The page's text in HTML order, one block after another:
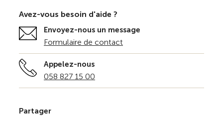
Avez-vous besoin d'aide ?
Envoyez-nous un message
Formulaire de contact
Appelez-nous
058 827 15 00
Partager